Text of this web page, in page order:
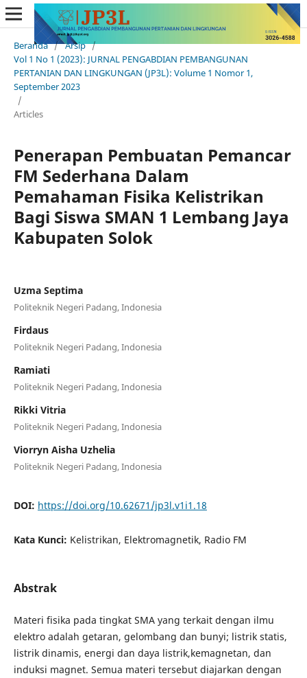
Beranda / Arsip /
Vol 1 No 1 (2023): JURNAL PENGABDIAN PEMBANGUNAN
PERTANIAN DAN LINGKUNGAN (JP3L): Volume 1 Nomor 1,
September 2023
/
Articles
Penerapan Pembuatan Pemancar
FM Sederhana Dalam
Pemahaman Fisika Kelistrikan
Bagi Siswa SMAN 1 Lembang Jaya
Kabupaten Solok
Uzma Septima
Politeknik Negeri Padang, Indonesia
Firdaus
Politeknik Negeri Padang, Indonesia
Ramiati
Politeknik Negeri Padang, Indonesia
Rikki Vitria
Politeknik Negeri Padang, Indonesia
Viorryn Aisha Uzhelia
Politeknik Negeri Padang, Indonesia
DOI: https://doi.org/10.62671/jp3l.v1i1.18
Kata Kunci: Kelistrikan, Elektromagnetik, Radio FM
Abstrak
Materi fisika pada tingkat SMA yang terkait dengan ilmu
elektro adalah getaran, gelombang dan bunyi; listrik statis,
listrik dinamis, energi dan daya listrik,kemagnetan, dan
induksi magnet. Semua materi tersebut diajarkan dengan